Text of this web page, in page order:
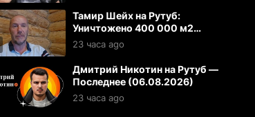
Тамир Шейх на Рутуб:
Уничтожено 400 000 м2
складов 100 кораблей на
23 часа ago
Дмитрий Никотин на Рутуб —
Последнее (06.08.2026)
23 часа ago